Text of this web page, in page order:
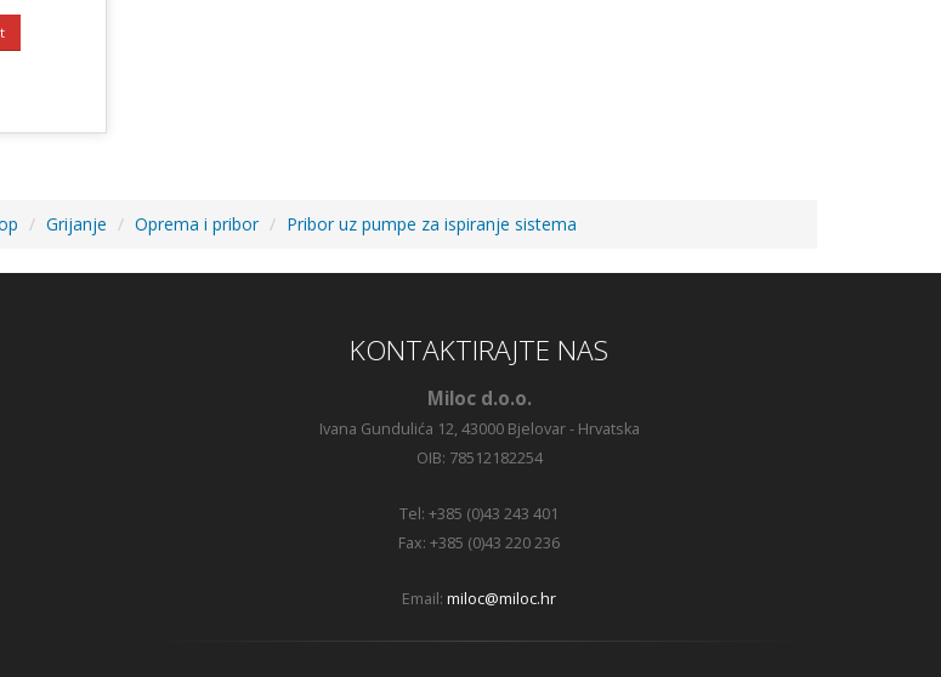
Grijanje Oprema i pribor Pribor uz pumpe za ispiranje sistema
KONTAKTIRAJTE NAS
Miloc d.o.o.
Ivana Gundulića 12, 43000 Bjelovar - Hrvatska
OIB: 78512182254
Tel: +385 (0)43 243 401
Fax: +385 (0)43 220 236
Email:miloc@miloc.hr